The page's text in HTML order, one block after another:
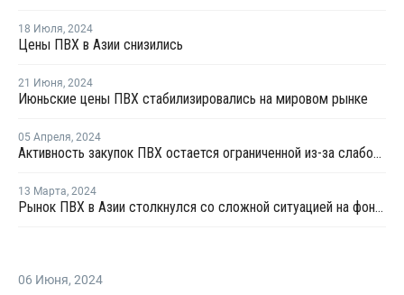
18 Июля, 2024
Цены ПВХ в Азии снизились
21 Июня, 2024
Июньские цены ПВХ стабилизировались на мировом рынке
05 Апреля, 2024
Активность закупок ПВХ остается ограниченной из-за слабого восстановления спроса в США и Азии
13 Марта, 2024
Рынок ПВХ в Азии столкнулся со сложной ситуацией на фоне роста затрат и низкого спроса
06 Июня, 2024